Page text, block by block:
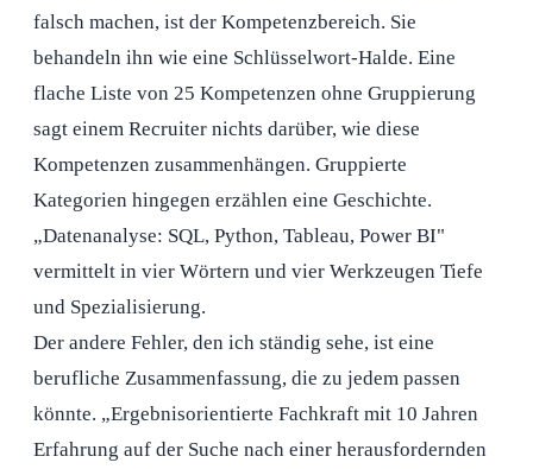
falsch machen, ist der Kompetenzbereich. Sie
behandeln ihn wie eine Schlüsselwort-Halde. Eine
flache Liste von 25 Kompetenzen ohne Gruppierung
sagt einem Recruiter nichts darüber, wie diese
Kompetenzen zusammenhängen. Gruppierte
Kategorien hingegen erzählen eine Geschichte.
„Datenanalyse: SQL, Python, Tableau, Power BI"
vermittelt in vier Wörtern und vier Werkzeugen Tiefe
und Spezialisierung.
Der andere Fehler, den ich ständig sehe, ist eine
berufliche Zusammenfassung, die zu jedem passen
könnte. „Ergebnisorientierte Fachkraft mit 10 Jahren
Erfahrung auf der Suche nach einer herausfordernden